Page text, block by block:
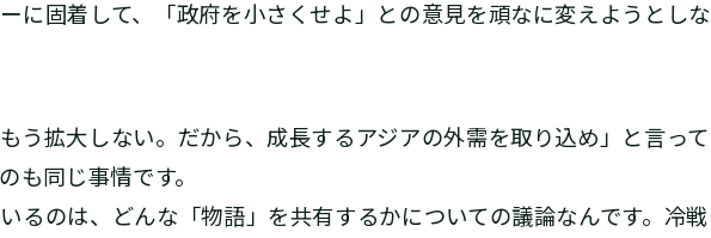
に固着して、「政府を小さくせよ」との意見を頑なに変えようとしな
う拡大しない。だから、成長するアジアの外需を取り込め」と言って
も同じ事情です。
るのは、どんな「物語」を共有するかについての議論なんです。冷戦